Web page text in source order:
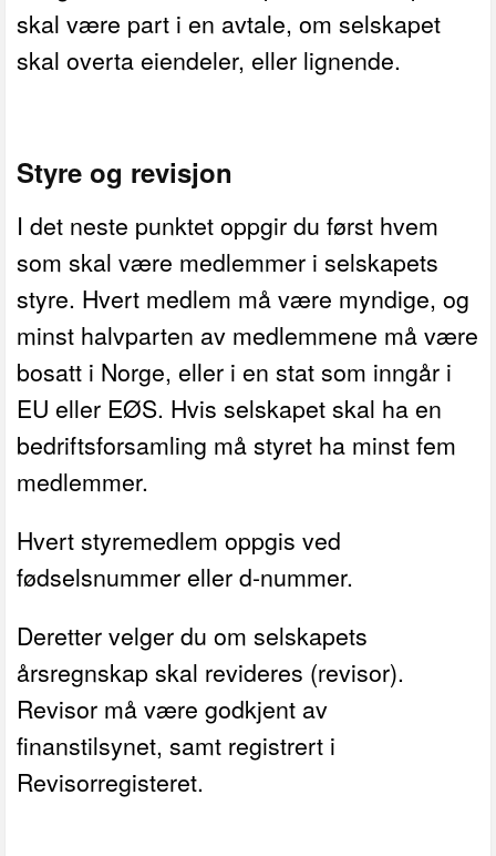
skal være part i en avtale, om selskapet
skal overta eiendeler, eller lignende.
Styre og revisjon
I det neste punktet oppgir du først hvem
som skal være medlemmer i selskapets
styre. Hvert medlem må være myndige, og
minst halvparten av medlemmene må være
bosatt i Norge, eller i en stat som inngår i
EU eller EØS. Hvis selskapet skal ha en
bedriftsforsamling må styret ha minst fem
medlemmer.
Hvert styremedlem oppgis ved
fødselsnummer eller d-nummer.
Deretter velger du om selskapets
årsregnskap skal revideres (revisor).
Revisor må være godkjent av
finanstilsynet, samt registrert i
Revisorregisteret.